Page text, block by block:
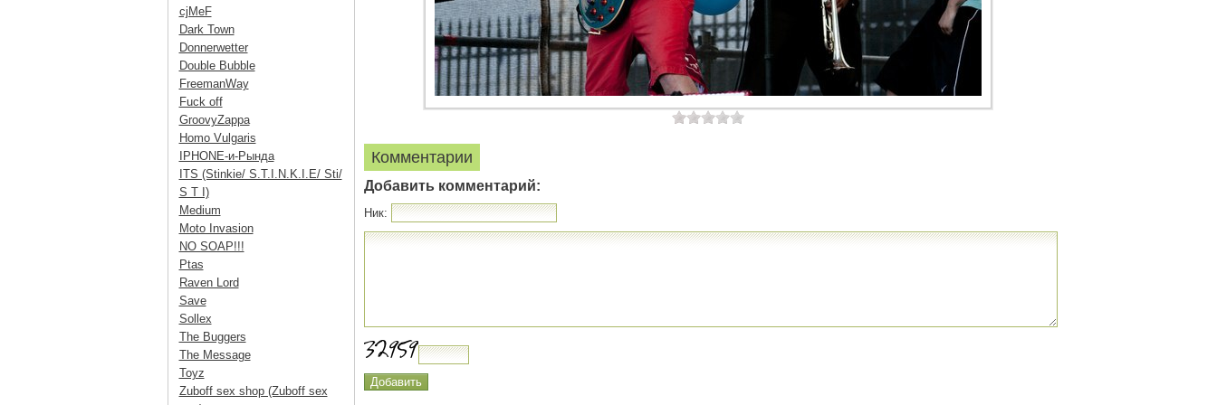
Комментарии
Добавить комментарий:
Ник:
cjMeF
Dark Town
Donnerwetter
Double Bubble
FreemanWay
Fuck off
GroovyZappa
Homo Vulgaris
IPHONE-и-Рында
ITS (Stinkie/ S.T.I.N.K.I.E/ Sti/
S T I)
Medium
Moto Invasion
NO SOAP!!!
Ptas
Raven Lord
Save
Sollex
The Buggers
The Message
Toyz
Zuboff sex shop (Zuboff sex